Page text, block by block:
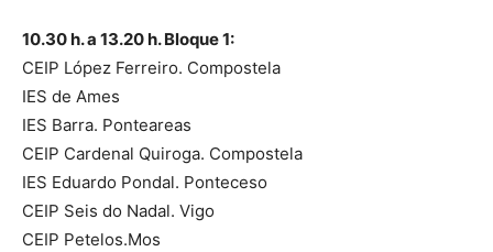
10.30 h. a 13.20 h. Bloque 1:
CEIP López Ferreiro. Compostela
IES de Ames
IES Barra. Ponteareas
CEIP Cardenal Quiroga. Compostela
IES Eduardo Pondal. Ponteceso
CEIP Seis do Nadal. Vigo
CEIP Petelos.Mos